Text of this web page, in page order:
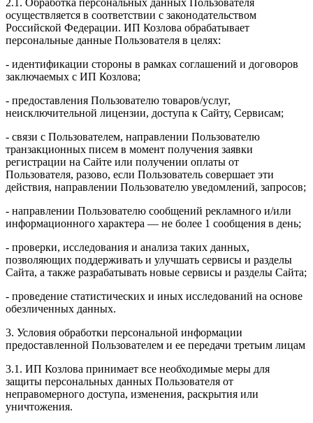
осуществляется в соответствии с законодательством
Российской Федерации. ИП Козловa обрабатывает
персональные данные Пользователя в целях:
- идентификации стороны в рамках соглашений и договоров
заключаемых с ИП Козлова;
- предоставления Пользователю товаров/услуг,
неисключительной лицензии, доступа к Сайту, Сервисам;
- связи с Пользователем, направлении Пользователю
транзакционных писем в момент получения заявки
регистрации на Сайте или получении оплаты от
Пользователя, разово, если Пользователь совершает эти
действия, направлении Пользователю уведомлений, запросов;
- направлении Пользователю сообщений рекламного и/или
информационного характера — не более 1 сообщения в день;
- проверки, исследования и анализа таких данных,
позволяющих поддерживать и улучшать сервисы и разделы
Сайта, а также разрабатывать новые сервисы и разделы Сайта;
- проведение статистических и иных исследований на основе
обезличенных данных.
3. Условия обработки персональной информации
предоставленной Пользователем и ее передачи третьим лицам
3.1. ИП Козлова принимает все необходимые меры для
защиты персональных данных Пользователя от
неправомерного доступа, изменения, раскрытия или
уничтожения.